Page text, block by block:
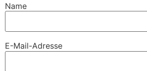
Name
E-Mail-Adresse